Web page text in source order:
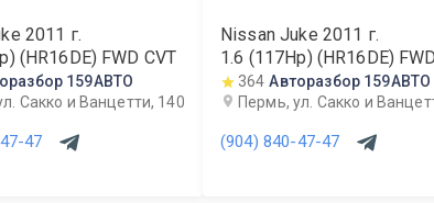
2011 г.
(HR16DE) FWD CVT
159АВТО
Сакко и Ванцетти, 140
47
Nissan Juke 2011 г.
1.6 (117Hp) (HR16DE)
364 Авторазбор 159АВТО
Пермь, ул. Сакко и
(904) 840-47-47